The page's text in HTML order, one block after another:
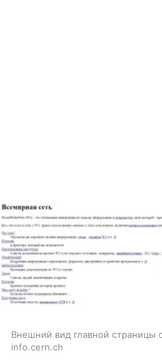
Внешний вид главной страницы
info.cern.ch